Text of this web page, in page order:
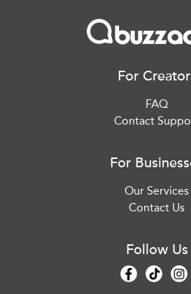
For
FAQ
Contact
For
Our Services
Contact Us
Follow Us